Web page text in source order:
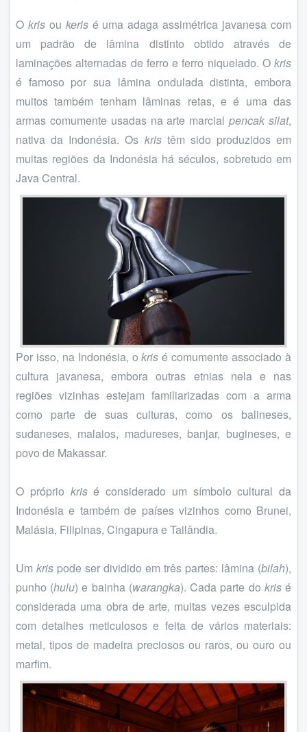
O krisou kerisé uma adaga assimétrica javanesa com
um padrão de lâmina distinto obtido através de
laminações alternadas de ferro e ferro niquelado. O kris
é famoso por sua lâmina ondulada distinta, embora
muitos também tenham lâminas retas, e é uma das
armas comumente usadas na arte marcialpencak silat,
nativa da Indonésia. Os kristêm sido produzidos em
muitas regiões da Indonésia há séculos, sobretudo em
Java Central.
Por isso, na Indonésia, okris é comumente associado à
cultura javanesa, embora outras etnias nela e nas
regiões vizinhas estejam familiarizadas com a arma
como parte de suas culturas, como os balineses,
sudaneses, malaios, madureses, banjar, bugineses, e
povo de Makassar.
O próprio krisé considerado um símbolo cultural da
Indonésia e também de países vizinhos como Brunei,
Malásia, Filipinas, Cingapura e Tailândia.
Um kris pode ser dividido em três partes: lâmina (bilah),
punho (hulu) e bainha (warangka). Cada parte do krisé
considerada uma obra de arte, muitas vezes esculpida
com detalhes meticulosos e feita de vários materiais:
metal, tipos de madeira preciosos ou raros, ou ouro ou
marfim.